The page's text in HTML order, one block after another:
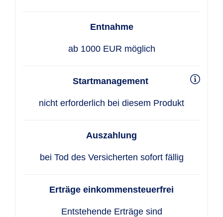
Entnahme
ab 1000 EUR möglich
Startmanagement
nicht erforderlich bei diesem Produkt
Auszahlung
bei Tod des Versicherten sofort fällig
Erträge einkommensteuerfrei
Entstehende Erträge sind